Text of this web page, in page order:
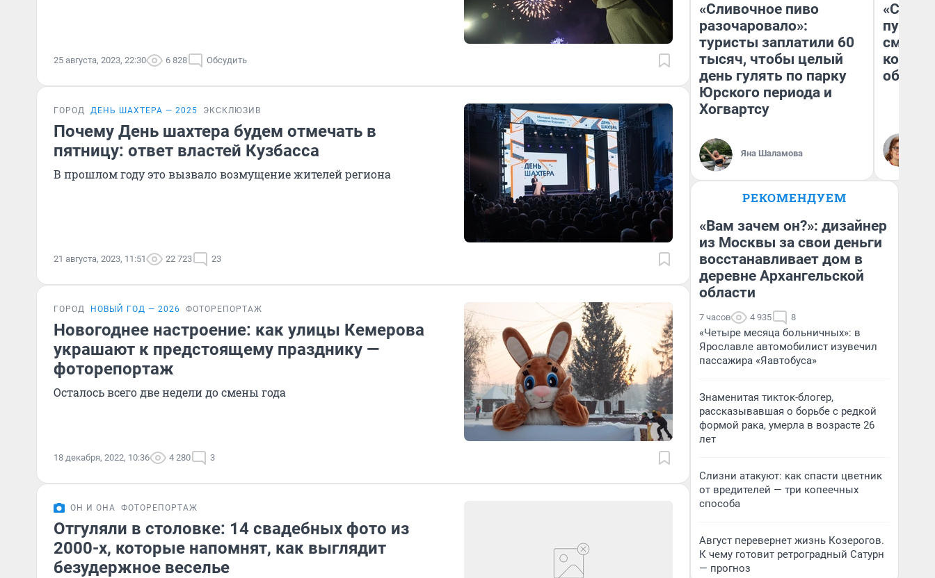
25 августа, 2023, 22:30 6 828 Обсудить
ГОРОД ДЕНЬ ШАХТЕРА — 2025 ЭКСКЛЮЗИВ
Почему День шахтера будем отмечать в
пятницу: ответ властей Кузбасса
В прошлом году это вызвало возмущение жителей региона
21 августа, 2023, 11:51 22 723 23
ГОРОД НОВЫЙ ГОД — 2026 ФОТОРЕПОРТАЖ
Новогоднее настроение: как улицы Кемерова
украшают к предстоящему празднику —
фоторепортаж
Осталось всего две недели до смены года
18 декабря, 2022, 10:36 4 280 3
ОН И ОНА ФОТОРЕПОРТАЖ
Отгуляли в столовке: 14 свадебных фото из
2000-х, которые напомнят, как выглядит
безудержное веселье
«Сливочное пиво
разочаровало»:
туристы заплатили 60
тысяч, чтобы целый
день гулять по парку
Юрского периода и
Хогвартсу
Яна Шаламова
РЕКОМЕНДУЕМ
«Вам зачем он?»: дизайнер
из Москвы за свои деньги
восстанавливает дом в
деревне Архангельской
области
7 часов 4 935 8
«Четыре месяца больничных»: в
Ярославле автомобилист изувечил
пассажира «Яавтобуса»
Знаменитая тикток-блогер,
рассказывавшая о борьбе с редкой
формой рака, умерла в возрасте 26
лет
Слизни атакуют: как спасти цветник
от вредителей — три копеечных
способа
Август перевернет жизнь Козерогов.
К чему готовит ретроградный Сатурн
— прогноз